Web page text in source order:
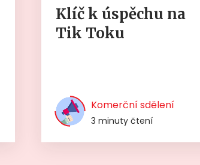
Klíč k úspěchu na
Tik Toku
Komerční sdělení
3 minuty čtení